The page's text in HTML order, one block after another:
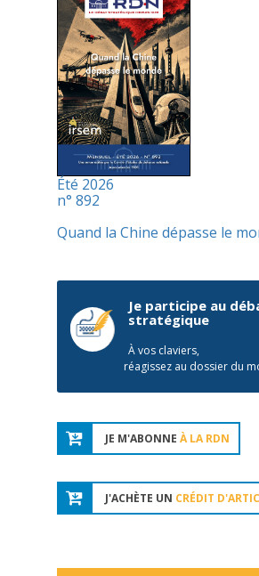
Été 2026
n° 892
Quand la Chine dépasse le
Je participe au
stratégique
À vos claviers,
réagissez au dossier du
JE M'ABONNE À LA RDN
J'ACHÈTE UN CRÉDIT